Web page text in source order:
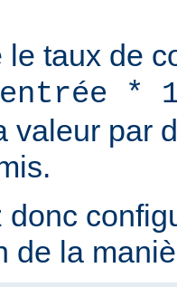
le taux de
*
valeur par
donc
de la